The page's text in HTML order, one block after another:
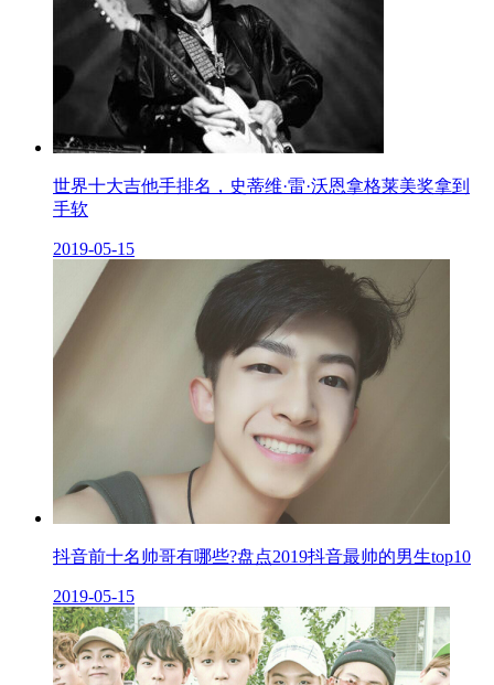
世界十大吉他手排名，史蒂维·雷·沃恩拿格莱美奖拿到
手软
2019-05-15
抖音前十名帅哥有哪些?盘点2019抖音最帅的男生top10
2019-05-15